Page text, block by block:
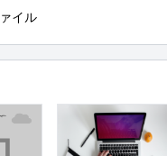
イル